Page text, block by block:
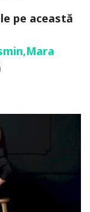
pe această
,Mara